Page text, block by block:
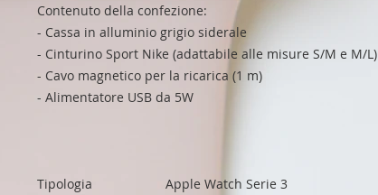
Contenuto della confezione:
- Cassa in alluminio grigio siderale
- Cinturino Sport Nike (adattabile alle misure S/M e M/L)
- Cavo magnetico per la ricarica (1 m)
- Alimentatore USB da 5W
Tipologia
Apple Watch Serie 3